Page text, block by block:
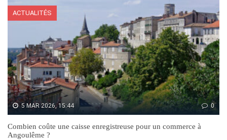
ACTUALITÉS
5 MAR 2026, 15:44 0
Combien coûte une caisse enregistreuse pour un commerce à
Angoulême ?